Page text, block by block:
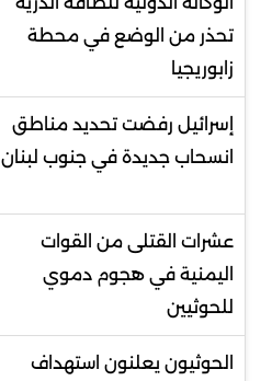
تحذر من الوضع في محطة
زابوريجيا
إسرائيل رفضت تحديد مناطق
انسحاب جديدة في جنوب لبنان
عشرات القتلى من القوات
اليمنية في هجوم دموي
للحوثيين
الحوثيون يعلنون استهداف